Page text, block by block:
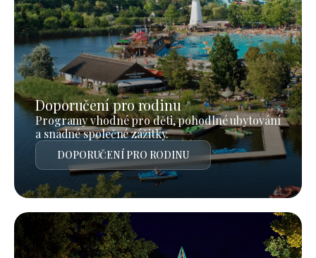
Doporučení pro rodinu
Programy vhodné pro děti, pohodlné ubytování
a snadné společné zážitky.
DOPORUČENÍ PRO RODINU